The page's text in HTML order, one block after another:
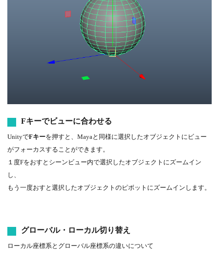
Fキーでビューに合わせる
UnityでFキーを押すと、Mayaと同様に選択したオブジェクトにビュー
がフォーカスすることができます。
１度Fをおすとシーンビュー内で選択したオブジェクトにズームイン
し、
もう一度おすと選択したオブジェクトのピボットにズームインします。
グローバル・ローカル切り替え
ローカル座標系とグローバル座標系の違いについて